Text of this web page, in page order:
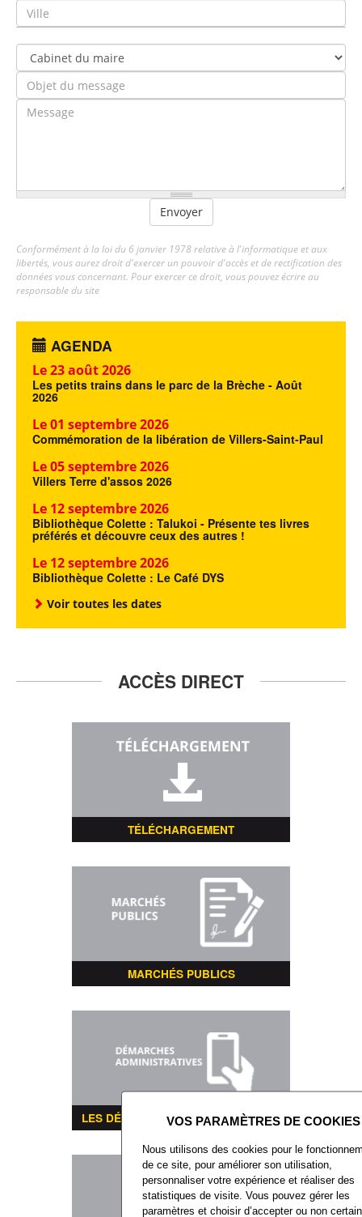
Envoyer
Conformément à la loi du 6 janvier 1978 relative à l'informatique et aux
libertés, vous aurez droit d'exercer un pouvoir d'accès et de rectification des
données vous concernant. Pour exercer ce droit, vous pouvez écrire au
responsable du site
AGENDA
Le 23 août 2026
Les petits trains dans le parc de la Brèche - Août
2026
Le 01 septembre 2026
Commémoration de la libération de Villers-Saint-Paul
Le 05 septembre 2026
Villers Terre d'assos 2026
Le 12 septembre 2026
Bibliothèque Colette : Talukoi - Présente tes livres
préférés et découvre ceux des autres !
Le 12 septembre 2026
Bibliothèque Colette : Le Café DYS
Voir toutes les dates
ACCÈS DIRECT
TÉLÉCHARGEMENT
MARCHÉS PUBLICS
LES DÉMARCHES ADMINISTRATIVES
Nous utilisons des cookies pour le
de ce site, pour améliorer son utilisation,
personnaliser votre expérience et réaliser des
statistiques de visite. Vous pouvez gérer les
paramètres et choisir d’accepter ou non